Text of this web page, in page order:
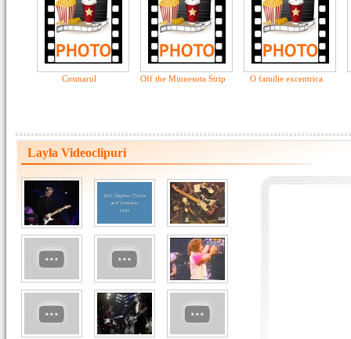
Cosmarul Off the Minnesota Strip O familie excentrica
Layla Videoclipuri